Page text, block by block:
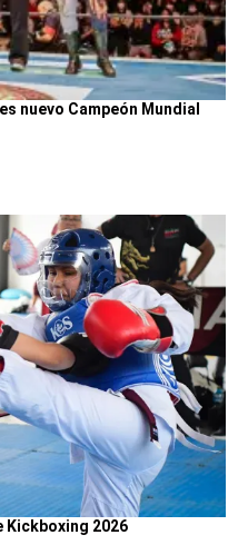
nuevo Campeón Mundial
Kickboxing 2026